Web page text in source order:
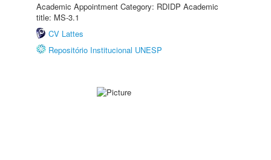
Academic Appointment Category: RDIDP Academic
title: MS-3.1
CV Lattes
Repositório Institucional UNESP